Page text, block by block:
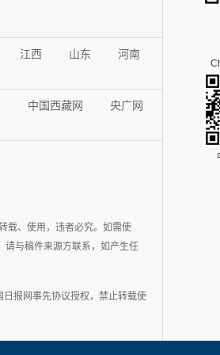
江西 山东
河南
中国西藏网 央广网
载、使用，违者必究。如需使
请与稿件来源方联系，如产生任
报网事先协议授权，禁止转载使